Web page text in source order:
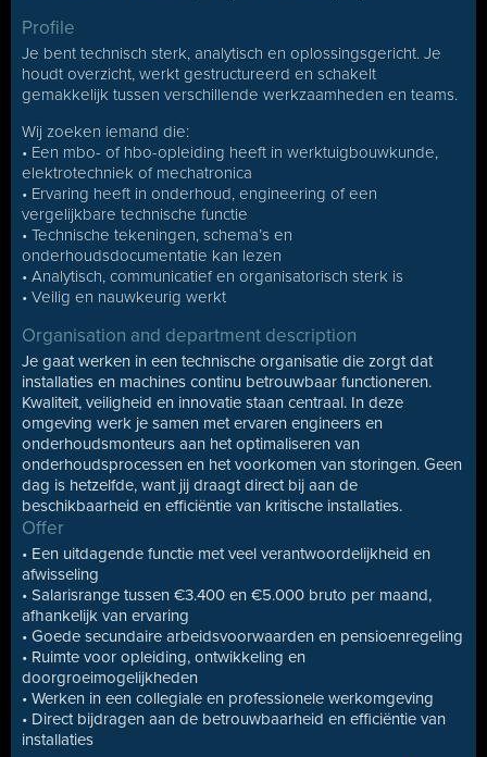
Profile
Je bent technisch sterk, analytisch en oplossingsgericht. Je
houdt overzicht, werkt gestructureerd en schakelt
gemakkelijk tussen verschillende werkzaamheden en teams.
Wij zoeken iemand die:
• Een mbo- of hbo-opleiding heeft in werktuigbouwkunde,
elektrotechniek of mechatronica
• Ervaring heeft in onderhoud, engineering of een
vergelijkbare technische functie
• Technische tekeningen, schema’s en
onderhoudsdocumentatie kan lezen
• Analytisch, communicatief en organisatorisch sterk is
• Veilig en nauwkeurig werkt
Organisation and department description
Je gaat werken in een technische organisatie die zorgt dat
installaties en machines continu betrouwbaar functioneren.
Kwaliteit, veiligheid en innovatie staan centraal. In deze
omgeving werk je samen met ervaren engineers en
onderhoudsmonteurs aan het optimaliseren van
onderhoudsprocessen en het voorkomen van storingen. Geen
dag is hetzelfde, want jij draagt direct bij aan de
beschikbaarheid en efficiëntie van kritische installaties.
Offer
• Een uitdagende functie met veel verantwoordelijkheid en
afwisseling
• Salarisrange tussen €3.400 en €5.000 bruto per maand,
afhankelijk van ervaring
• Goede secundaire arbeidsvoorwaarden en pensioenregeling
• Ruimte voor opleiding, ontwikkeling en
doorgroeimogelijkheden
• Werken in een collegiale en professionele werkomgeving
• Direct bijdragen aan de betrouwbaarheid en efficiëntie van
installaties